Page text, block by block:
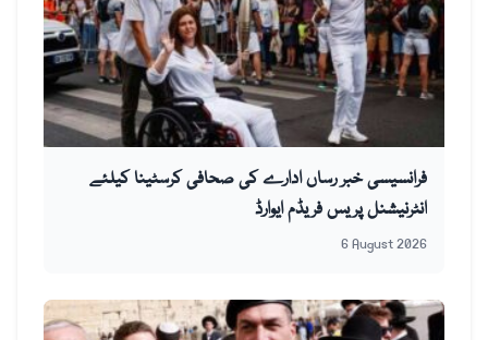
فرانسیسی خبر رساں ادارے کی صحافی کرسٹینا کیلئے
انٹرنیشنل پریس فریڈم ایوارڈ
6 August 2026